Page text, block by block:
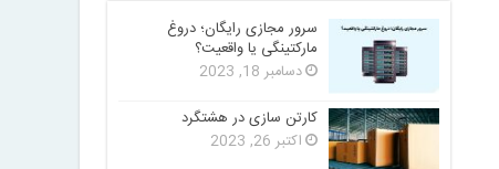
سرور مجازی رایگان؛ دروغ
مارکتینگی یا واقعیت؟
دسامبر 18, 2023
کارتن سازی در هشتگرد
اکتبر 26, 2023